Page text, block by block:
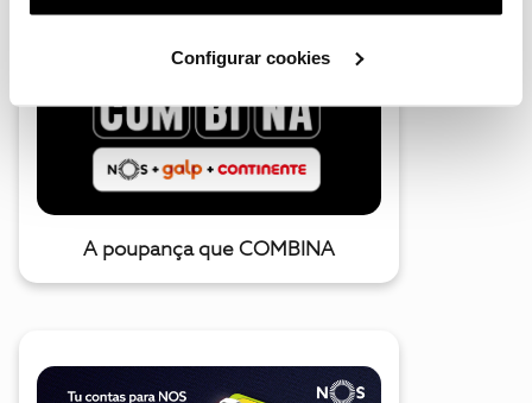
utilização dos cookies clicando em "Configurar
Configurar cookies
A poupança que COMBINA